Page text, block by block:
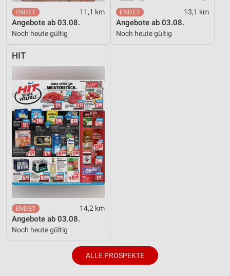
11,1 km
Angebote ab 03.08.
Noch heute gültig
13,1 km
Angebote ab 03.08.
Noch heute gültig
HIT
14,2 km
Angebote ab 03.08.
Noch heute gültig
ALLE PROSPEKTE